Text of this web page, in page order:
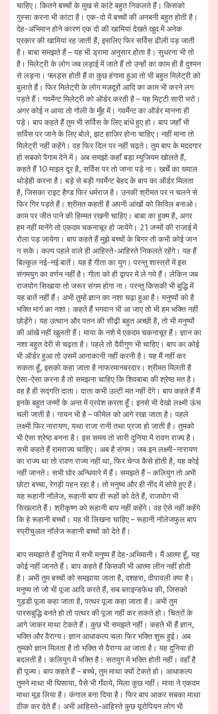
चाहिए। कितने बच्चों के मुख से कांटे बहुत निकलते हैं। किसको
गुस्सा करना भी कांटा है। एक-दो में बच्चों की अनबनी बहुत होती है।
देह-अभिमान होने कारण एक दो की खामियां देखते खुद में अनेक
प्रकार की खामियां रह जाती हैं, इसलिए फिर सर्विस ढीली पड़ जाती
है। बाबा समझते हैं – यह भी ड्रामा अनुसार होता है। सुधरना भी तो
है। मिलेट्री के लोग जब लड़ाई में जाते हैं तो उन्हों का काम ही है दुश्मन
से लड़ना। फ्लड्स होती हैं वा कुछ हंगामा हुआ तो भी बहुत मिलेट्री को
बुलाते हैं। फिर मिलेट्री के लोग मज़दूरों आदि का काम भी करने लग
पड़ते हैं। गवर्मेन्ट मिलेट्री को ऑर्डर करती है – यह मिट्टी सारी भरो।
अगर कोई न आया तो गोली के मुँह में। गवर्मेन्ट का ऑर्डर मानना ही
पड़े। बाप कहते हैं तुम भी सर्विस के लिए बांधे हुए हो। बाप जहाँ भी
सर्विस पर जाने के लिए बोले, झट हाज़िर होना चाहिए। नहीं माना तो
मिलेट्री नहीं कहेंगे। वह फिर दिल पर नहीं चढ़ते। तुम बाप के मददगार
हो सबको पैगाम देने में। अब समझो कहाँ बड़ा म्युजियम खोलते हैं,
कहते हैं 10 माइल दूर है, सर्विस पर तो जाना पड़े ना। खर्चे का ख्याल
थोड़ेही करना है। बड़े से बड़ी गवर्मेन्ट बेहद के बाप का ऑर्डर मिलता
है, जिसका राइट हैण्ड फिर धर्मराज है। उनकी श्रीमत पर न चलने से
फिर गिर पड़ते हैं। श्रीमत कहती है अपनी आंखों को सिविल बनाओ।
काम पर जीत पाने की हिम्मत रखनी चाहिए। बाबा का हुक्म है, अगर
हम नहीं मानेंगे तो एकदम चकनाचूर हो जायेंगे। 21 जन्मों की राजाई में
रोला पड़ जायेगा। बाप कहते हैं मुझे बच्चों के बिगर तो कभी कोई जान
न सके। कल्प पहले वाले ही आहिस्ते-आहिस्ते निकलते रहेंगे। यह हैं
बिल्कुल नई-नई बातें। यह है गीता का युग। परन्तु शास्त्रों में इस
संगमयुग का वर्णन नहीं है। गीता को ही द्वापर में ले गये हैं। लेकिन जब
राजयोग सिखाया तो जरूर संगम होगा ना। परन्तु किसकी भी बुद्धि में
यह बातें नहीं हैं। अभी तुम्हें ज्ञान का नशा चढ़ा हुआ है। मनुष्यों को है
भक्ति मार्ग का नशा। कहते हैं भगवान भी आ जाए तो भी हम भक्ति नहीं
छोड़ेंगे। यह उत्थान और पतन की सीढ़ी बहुत अच्छी है, तो भी मनुष्यों
की आंखें नहीं खुलती हैं। माया के नशे में एकदम चकनाचूर हैं। ज्ञान का
नशा बहुत देरी से चढ़ता है। पहले तो दैवीगुण भी चाहिए। बाप का कोई
भी ऑर्डर हुआ तो उसमें आनाकानी नहीं करनी है। यह मैं नहीं कर
सकता हूँ, इसको कहा जाता है नाफरमानबरदार। श्रीमत मिलती है
ऐसा-ऐसा करना है तो समझना चाहिए कि शिवबाबा की श्रेष्ठ मत है।
वह है ही सद्गति दाता। दाता कभी उल्टी मत नहीं देंगे। बाप कहते हैं मैं
इनके बहुत जन्मों के अन्त में प्रवेश करता हूँ। इनसे भी देखो लक्ष्मी ऊंच
चली जाती है। गायन भी है – फीमेल को आगे रखा जाता है। पहले
लक्ष्मी फिर नारायण, यथा राजा रानी तथा प्रजा हो जाती है। तुमको
भी ऐसा श्रेष्ठ बनना है। इस समय तो सारी दुनिया में रावण राज्य है।
सभी कहते हैं रामराज्य चाहिए। अब है संगम। जब इन लक्ष्मी-नारायण
का राज्य था तो रावण राज्य नहीं था, फिर चेन्ज कैसे होती है, यह कोई
नहीं जानते। सभी घोर अन्धियारे में हैं। समझते हैं – कलियुग तो अभी
छोटा बच्चा, रेगड़ी पहन रहा है। तो मनुष्य और ही नींद में सोये हुए हैं।
यह रूहानी नॉलेज, रूहानी बाप ही रूहों को देते हैं, राजयोग भी
सिखलाते हैं। श्रीकृष्ण को रूहानी बाप नहीं कहेंगे। वह ऐसे नहीं कहेंगे
कि हे रूहानी बच्चों। यह भी लिखना चाहिए – रूहानी नॉलेजफुल बाप
स्प्रीचुअल नॉलेज रूहानी बच्चों को देते हैं।
बाप समझाते हैं दुनिया में सभी मनुष्य हैं देह-अभिमानी। मैं आत्मा हूँ, यह
कोई नहीं जानते हैं। बाप कहते हैं किसकी भी आत्मा लीन नहीं होती
है। अभी तुम बच्चों को समझाया जाता है, दशहरा, दीपावली क्या है।
मनुष्य तो जो भी पूजा आदि करते हैं, सब ब्लाइन्डफेथ की, जिसको
गुड्डी पूजा कहा जाता है, पत्थर पूजा कहा जाता है। अभी तुम
पारसबुद्धि बनते हो तो पत्थर की पूजा नहीं कर सकते हो। चित्रों के
आगे जाकर माथा टेकते हैं। कुछ भी समझते नहीं। कहते भी हैं ज्ञान,
भक्ति और वैराग्य। ज्ञान आधाकल्प चला फिर भक्ति शुरू हुई। अब
तुमको ज्ञान मिलता है तो भक्ति से वैराग्य आ जाता है। यह दुनिया ही
बदलती है। कलियुग में भक्ति है। सतयुग में भक्ति होती नहीं। वहाँ है
ही पूज्य। बाप कहते हैं – बच्चे, तुम माथा क्यों टेकते हो। आधाकल्प
तुमने माथा भी घिसाया, पैसे भी गँवाये, मिला कुछ नहीं। माया ने एकदम
माथा मूड लिया है। कंगाल बना दिया है। फिर बाप आकर सबका माथा
ठीक कर देते हैं। अभी आहिस्ते-आहिस्ते कुछ यूरोपियन लोग भी